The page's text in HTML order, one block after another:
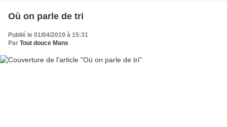
Où on parle de tri
Publié le 01/04/2019 à 15:31
Par Tout douce Mans